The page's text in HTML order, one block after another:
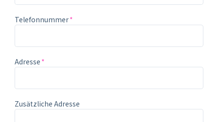
Telefonnummer
Adresse
Zusätzliche Adresse